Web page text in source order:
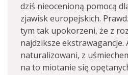
dziś nieocenioną pomocą
zjawisk europejskich.
tym tak upokorzeni, że z
najdziksze ekstrawagancje.
naturalizowani, z
na to miotanie się